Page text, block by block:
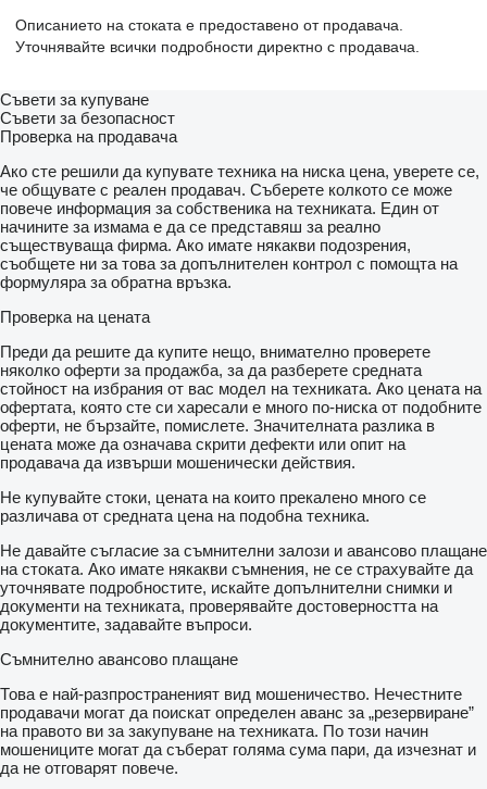
Описанието на стоката е предоставено от продавача.
Уточнявайте всички подробности директно с продавача.
Съвети за купуване
Съвети за безопасност
Проверка на продавача
Ако сте решили да купувате техника на ниска цена, уверете се,
че общувате с реален продавач. Съберете колкото се може
повече информация за собственика на техниката. Един от
начините за измама е да се представяш за реално
съществуваща фирма. Ако имате някакви подозрения,
съобщете ни за това за допълнителен контрол с помощта на
формуляра за обратна връзка.
Проверка на цената
Преди да решите да купите нещо, внимателно проверете
няколко оферти за продажба, за да разберете средната
стойност на избрания от вас модел на техниката. Ако цената на
офертата, която сте си харесали е много по-ниска от подобните
оферти, не бързайте, помислете. Значителната разлика в
цената може да означава скрити дефекти или опит на
продавача да извърши мошенически действия.
Не купувайте стоки, цената на които прекалено много се
различава от средната цена на подобна техника.
Не давайте съгласие за съмнителни залози и авансово плащане
на стоката. Ако имате някакви съмнения, не се страхувайте да
уточнявате подробностите, искайте допълнителни снимки и
документи на техниката, проверявайте достоверността на
документите, задавайте въпроси.
Съмнително авансово плащане
Това е най-разпространеният вид мошеничество. Нечестните
продавачи могат да поискат определен аванс за „резервиране”
на правото ви за закупуване на техниката. По този начин
мошениците могат да съберат голяма сума пари, да изчезнат и
да не отговарят повече.